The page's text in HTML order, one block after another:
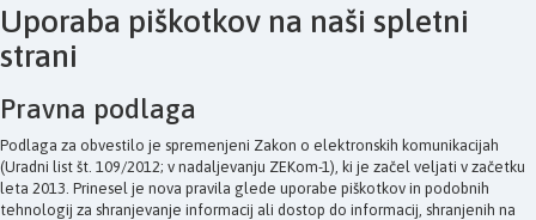
Uporaba piškotkov na naši spletni
strani
Pravna podlaga
Podlaga za obvestilo je spremenjeni Zakon o elektronskih komunikacijah
(Uradni list št. 109/2012; v nadaljevanju ZEKom-1), ki je začel veljati v začetku
leta 2013. Prinesel je nova pravila glede uporabe piškotkov in podobnih
tehnologij za shranjevanje informacij ali dostop do informacij, shranjenih na